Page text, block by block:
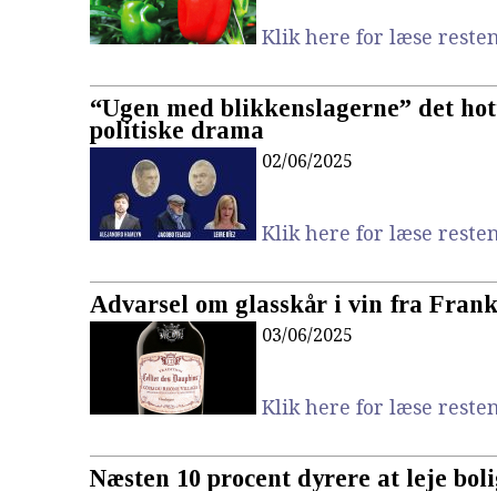
Klik here for læse
“Ugen med blikkenslagerne” det
politiske drama
02/06/2025
Klik here for læse
Advarsel om glasskår i vin fra
03/06/2025
Klik here for læse
Næsten 10 procent dyrere at leje